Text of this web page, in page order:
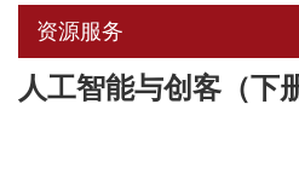
资源服务
人工智能与创客（下